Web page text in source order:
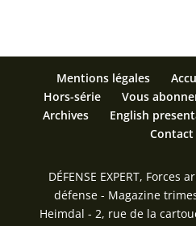
Mentions légales
Hors-série
Vous
Archives
English
Contact
DÉFENSE EXPERT,
défense - Magazine
Heimdal - 2, rue de la